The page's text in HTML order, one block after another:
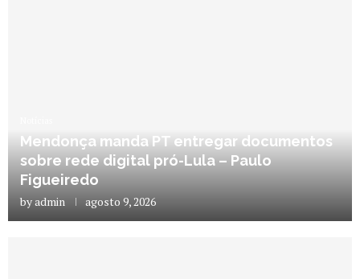
Mendonça manda PT entregar documentos
sobre rede digital pró-Lula – Paulo
Figueiredo
byadmin agosto 9, 2026